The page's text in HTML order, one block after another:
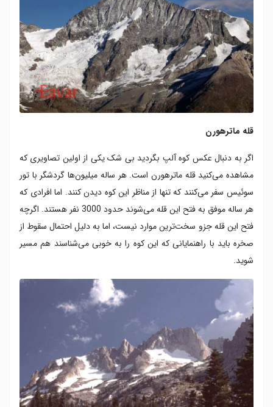
قله ماترهورن
اگر به دنبال عکس کوه آلپ بگردید بی شک یکی از اولین تصاویری که
مشاهده می‌کنید قله ماترهورن است. هر ساله میلیون‌ها گردشگر با تور
سوئیس سفر می‌کنند که تنها از مناظر این کوه دیدن کنند. اما افرادی که
هر ساله موفق به فتح این قله می‌شوند حدود 3000 نفر هستند. اگرچه
فتح این قله جزو سخت‌ترین موارد نیست، اما به دلیل احتمال سقوط از
صخره باید با راهنمایانی که این کوه را به خوبی می‌شناسند هم مسیر
شوید.